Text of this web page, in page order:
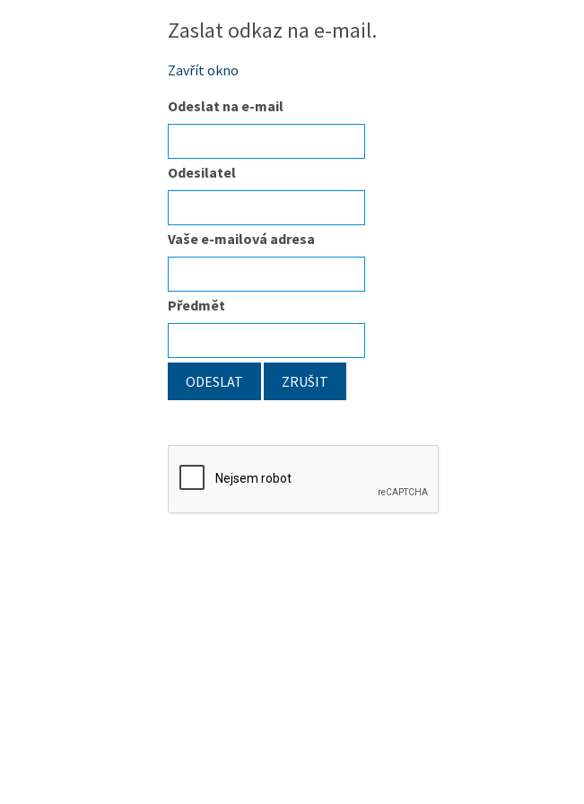
Zaslat odkaz na e-mail.
Zavřít okno
Odeslat na e-mail
Odesilatel
Vaše e-mailová adresa
Předmět
ODESLAT ZRUŠIT